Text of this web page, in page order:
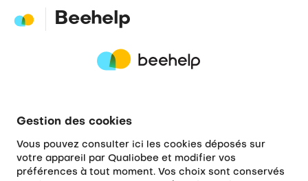
Beehelp
Gestion des cookies
Vous pouvez consulter ici les cookies déposés sur
votre appareil par Qualiobee et modifier vos
préférences à tout moment. Vos choix sont conservés